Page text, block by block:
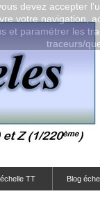
TT Blog
devez accepter
votre navigation,
et paramétrer les
traceurs/